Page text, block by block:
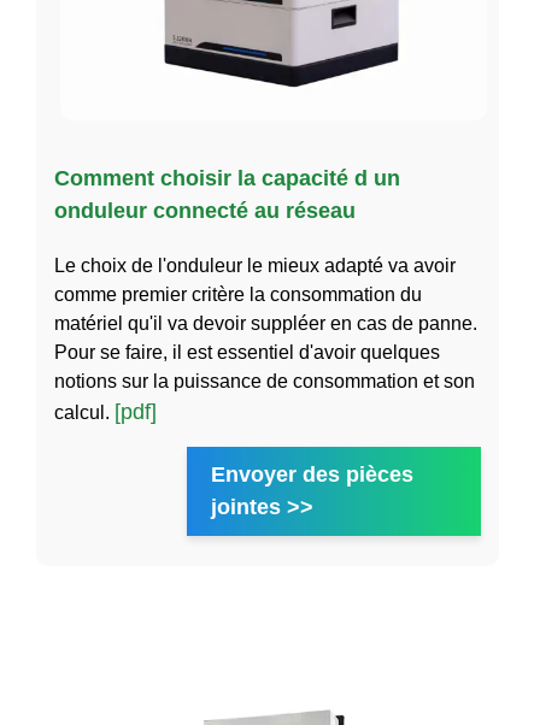
Comment choisir la capacité d un
onduleur connecté au réseau
Le choix de l'onduleur le mieux adapté va avoir
comme premier critère la consommation du
matériel qu'il va devoir suppléer en cas de panne.
Pour se faire, il est essentiel d'avoir quelques
notions sur la puissance de consommation et son
calcul. [pdf]
Envoyer des pièces
jointes >>